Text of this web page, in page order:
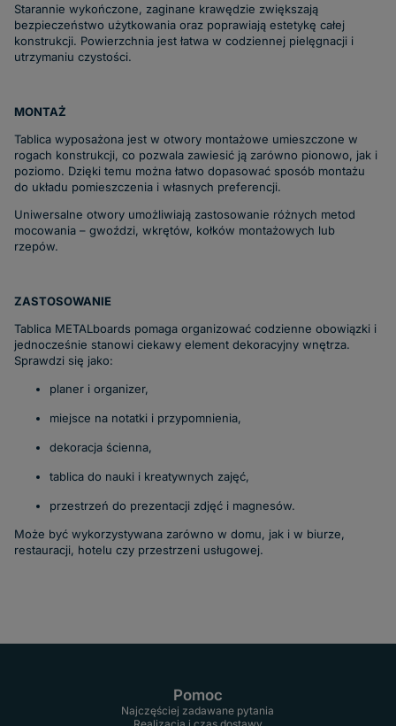
Starannie wykończone, zaginane krawędzie zwiększają
bezpieczeństwo użytkowania oraz poprawiają estetykę całej
konstrukcji. Powierzchnia jest łatwa w codziennej pielęgnacji i
utrzymaniu czystości.
MONTAŻ
Tablica wyposażona jest w otwory montażowe umieszczone w
rogach konstrukcji, co pozwala zawiesić ją zarówno pionowo, jak i
poziomo. Dzięki temu można łatwo dopasować sposób montażu
do układu pomieszczenia i własnych preferencji.
Uniwersalne otwory umożliwiają zastosowanie różnych metod
mocowania – gwoździ, wkrętów, kołków montażowych lub
rzepów.
ZASTOSOWANIE
Tablica METALboards pomaga organizować codzienne obowiązki i
jednocześnie stanowi ciekawy element dekoracyjny wnętrza.
Sprawdzi się jako:
planer i organizer,
miejsce na notatki i przypomnienia,
dekoracja ścienna,
tablica do nauki i kreatywnych zajęć,
przestrzeń do prezentacji zdjęć i magnesów.
Może być wykorzystywana zarówno w domu, jak i w biurze,
restauracji, hotelu czy przestrzeni usługowej.
Pomoc
Najczęściej zadawane pytania